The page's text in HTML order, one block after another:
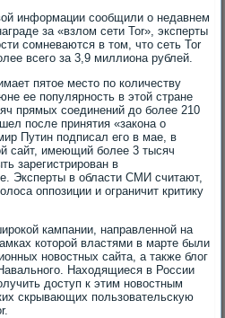
информации сообщили о недавнем
за «взлом сети Tor», эксперты
сомневаются в том, что сеть Tor
всего за 3,9 миллиона рублей.
пятое место по количеству
ее популярность в этой стране
прямых соединений до более 210
после принятия «закона о
Путин подписал его в мае, в
сайт, имеющий более 3 тысяч
зарегистрирован в
Эксперты в области СМИ считают,
оппозиции и ограничит критику
кампании, направленной на
которой властями в марте были
новостных сайта, а также блог
Находящиеся в России
доступ к этим новостным
скрывающих пользовательскую